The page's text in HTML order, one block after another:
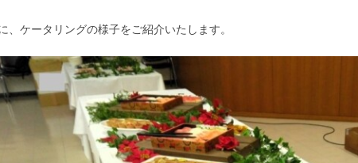
、ケータリングの様子をご紹介いたします。